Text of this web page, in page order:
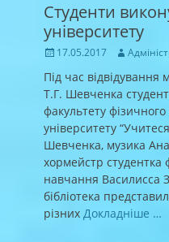
Студенти
університету
Posted
17.05.2017 Author
Під час відвідування
Т.Г. Шевченка
факультету
університету
Шевченка, музика
хормейстр студентка
навчання Василисса
бібліотека
різних Докладніше …